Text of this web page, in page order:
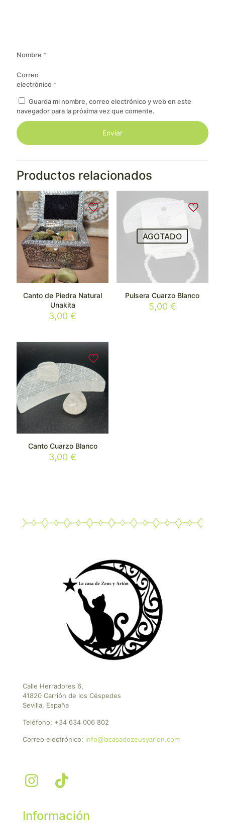
Nombre *
Correo
electrónico *
Guarda mi nombre, correo electrónico y web en este
navegador para la próxima vez que comente.
Productos relacionados
Canto de Piedra Natural
Unakita
3,00€
AGOTADO
Pulsera Cuarzo Blanco
5,00 €
Canto Cuarzo Blanco
3,00€
Calle Herradores 6,
41820 Carrión de los Céspedes
Sevilla, España
Teléfono: +34 634 006 802
Correo electrónico: info@lacasadezeusyarion.com
Información